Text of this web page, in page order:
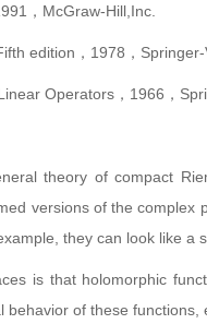
，McGraw-Hill,Inc.
edition，1978，Springer-
Operators，1966，
theory of compact
versions of the
they can look like a
is that holomorphic
of these